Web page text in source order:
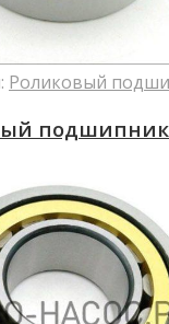
Роликовый
подшипник